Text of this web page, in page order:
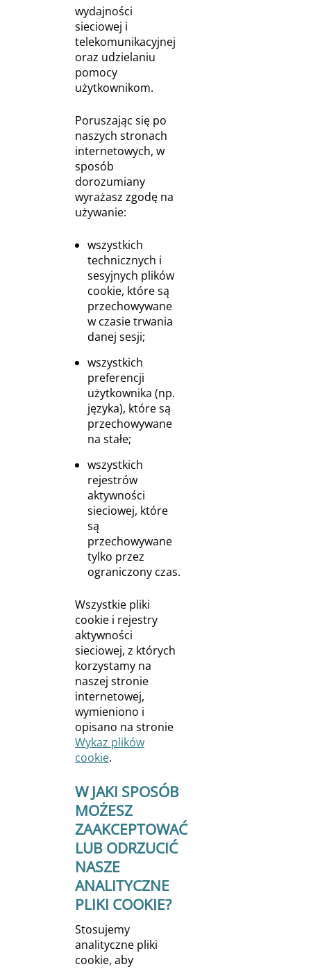
wydajności
sieciowej i
telekomunikacyjnej
oraz udzielaniu
pomocy
użytkownikom.
Poruszając się po
naszych stronach
internetowych, w
sposób
dorozumiany
wyrażasz zgodę na
używanie:
wszystkich
technicznych i
sesyjnych plików
cookie, które są
przechowywane
w czasie trwania
danej sesji;
wszystkich
preferencji
użytkownika (np.
języka), które są
przechowywane
na stałe;
wszystkich
rejestrów
aktywności
sieciowej, które
są
przechowywane
tylko przez
ograniczony czas.
Wszystkie pliki
cookie i rejestry
aktywności
sieciowej, z których
korzystamy na
naszej stronie
internetowej,
wymieniono i
opisano na stronie
Wykaz plików
cookie.
W JAKI SPOSÓB
MOŻESZ
ZAAKCEPTOWAĆ
LUB ODRZUCIĆ
NASZE
ANALITYCZNE
PLIKI COOKIE?
Stosujemy
analityczne pliki
cookie, aby